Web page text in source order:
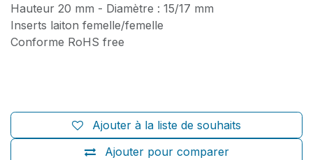
Hauteur 20 mm - Diamètre : 15/17 mm
Inserts laiton femelle/femelle
Conforme RoHS free
Ajouter pour comparer
Ajouter à la liste de souhaits